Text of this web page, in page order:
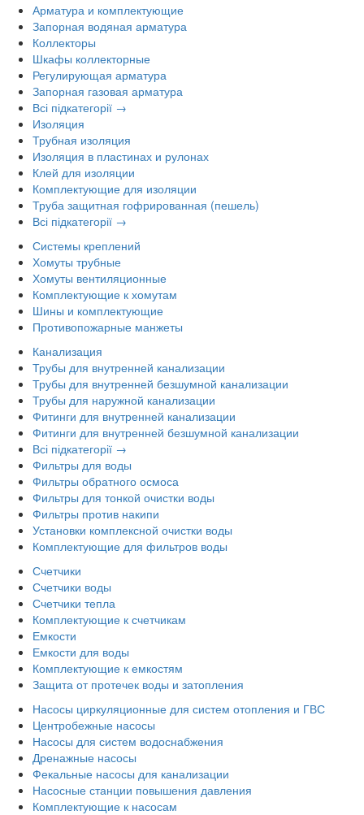
Арматура и комплектующие
Запорная водяная арматура
Коллекторы
Шкафы коллекторные
Регулирующая арматура
Запорная газовая арматура
Всі підкатегорії →
Изоляция
Трубная изоляция
Изоляция в пластинах и рулонах
Клей для изоляции
Комплектующие для изоляции
Труба защитная гофрированная (пешель)
Всі підкатегорії →
Системы креплений
Хомуты трубные
Хомуты вентиляционные
Комплектующие к хомутам
Шины и комплектующие
Противопожарные манжеты
Канализация
Трубы для внутренней канализации
Трубы для внутренней безшумной канализации
Трубы для наружной канализации
Фитинги для внутренней канализации
Фитинги для внутренней безшумной канализации
Всі підкатегорії →
Фильтры для воды
Фильтры обратного осмоса
Фильтры для тонкой очистки воды
Фильтры против накипи
Установки комплексной очистки воды
Комплектующие для фильтров воды
Счетчики
Счетчики воды
Счетчики тепла
Комплектующие к счетчикам
Емкости
Емкости для воды
Комплектующие к емкостям
Защита от протечек воды и затопления
Насосы циркуляционные для систем отопления и ГВС
Центробежные насосы
Насосы для систем водоснабжения
Дренажные насосы
Фекальные насосы для канализации
Насосные станции повышения давления
Комплектующие к насосам